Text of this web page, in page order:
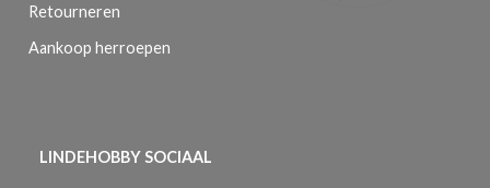
Retourneren
Aankoop herroepen
LINDEHOBBY SOCIAAL